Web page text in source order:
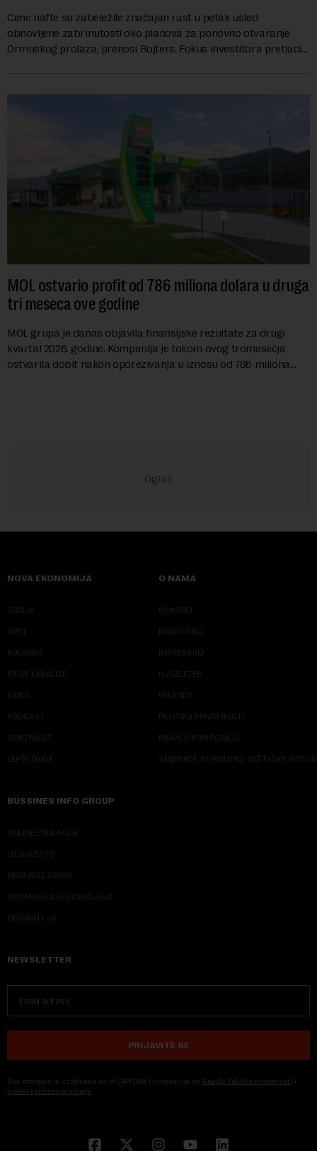
Cene nafte su zabeležile značajan rast u petak usled
obnovljene zabrinutosti oko planova za ponovno otvaranje
Ormuskog prolaza, prenosi Rojters. Fokus investitora prebacio
MOL ostvario profit od 786 miliona dolara u druga
tri meseca ove godine
MOL grupa je danas objavila finansijske rezultate za drugi
kvartal 2026. godine. Kompanija je tokom ovog tromesečja
ostvarila dobit nakon oporezivanja u iznosu od 786 miliona
NOVA EKONOMIJA
SRBIJA
SVET
KOLUMNE
PRIČE I ANALIZE
VIDEO
PODCAST
ODRŽIVOST
LEPŠI ŽIVOT
O NAMA
KONTAKT
MARKETING
IMPRESSUM
NJUZLETER
KLIJENTI
POLITIKA PRIVATNOSTI
PRAVILA KORIŠĆENJA
SMERNICE ZA PRIMENU VEŠTAČKE
BUSSINES INFO GROUP
ONLINE EDUKACIJE
IZDAVAŠTVO
MEDIJSKE OBUKE
ORGANIZACIJA DOGADJAJA
EKONOM I JA
NEWSLETTER
PRIJAVITE SE
Ova stranica je zaštićena sa reCAPTCHA i primenjuju se Google Politika privatnosti i
Uslovi korišćenja usluge